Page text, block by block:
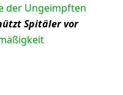
der Ungeimpften
Spitäler vor